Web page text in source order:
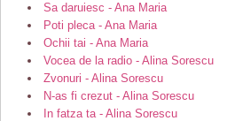
Sa daruiesc - Ana Maria
Poti pleca - Ana Maria
Ochii tai - Ana Maria
Vocea de la radio - Alina Sorescu
Zvonuri - Alina Sorescu
N-as fi crezut - Alina Sorescu
In fatza ta - Alina Sorescu